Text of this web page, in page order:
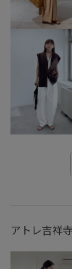
ウォッシュ加工
カジュアルす
シボ感 シ
スタイルアップ
ストレスフリー
タンクトップ
フラットサン
レイヤード
優雅 光沢
アトレ吉祥